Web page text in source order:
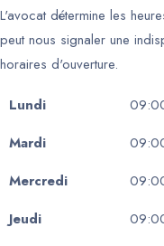
L'avocat détermine les
peut nous signaler une
horaires d'ouverture.
Lundi
Mardi
Mercredi
Jeudi